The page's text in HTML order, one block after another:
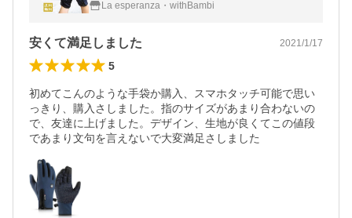
リング
La esperanza・withBambi
安くて満足しました 2021/1/17
5
初めてこんのような手袋か購入、スマホタッチ可能で思い
っきり、購入さしました。指のサイズがあまり合わないの
で、友達に上げました。デザイン、生地が良くてこの値段
であまり文句を言えないで大変満足さしました